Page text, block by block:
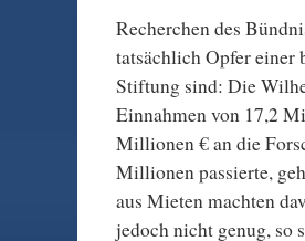
Recherchen des
tatsächlich Opfer einer
Stiftung sind: Die
Einnahmen von 17,2
Millionen € an die
Millionen passierte,
aus Mieten machten
jedoch nicht genug, so